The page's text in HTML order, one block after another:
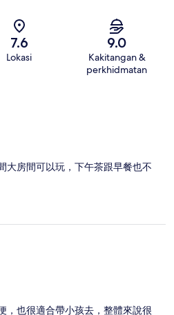
7.6
Lokasi
9.0
Kakitangan &
perkhidmatan
大房間可以玩，下午茶跟早餐也不
，也很適合帶小孩去，整體來說很